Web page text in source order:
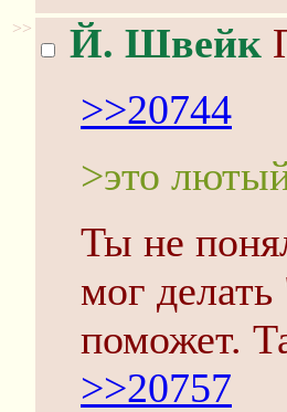
>> Й. Швейк
>>20744
>это
Ты не
мог
поможет.
>>20757